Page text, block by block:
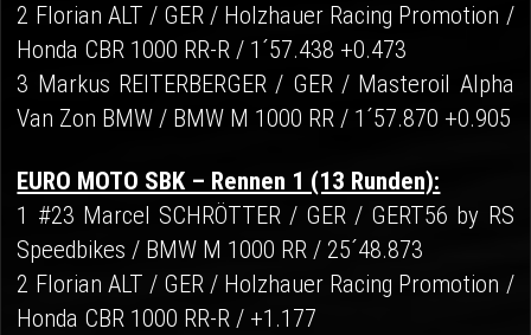
2 Florian ALT / GER / Holzhauer Racing Promotion /
Honda CBR 1000 RR-R / 1´57.438 +0.473
3 Markus REITERBERGER / GER / Masteroil Alpha
Van Zon BMW / BMW M 1000 RR / 1´57.870 +0.905
EURO MOTO SBK – Rennen 1 (13 Runden):
1 #23 Marcel SCHRÖTTER / GER / GERT56 by RS
Speedbikes / BMW M 1000 RR / 25´48.873
2 Florian ALT / GER / Holzhauer Racing Promotion /
Honda CBR 1000 RR-R / +1.177